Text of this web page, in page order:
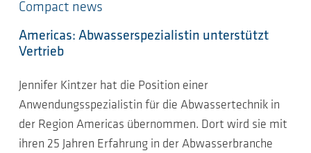
Compact news
Americas: Abwasserspezialistin unterstützt
Vertrieb
Jennifer Kintzer hat die Position einer
Anwendungsspezialistin für die Abwassertechnik in
der Region Americas übernommen. Dort wird sie mit
ihren 25 Jahren Erfahrung in der Abwasserbranche